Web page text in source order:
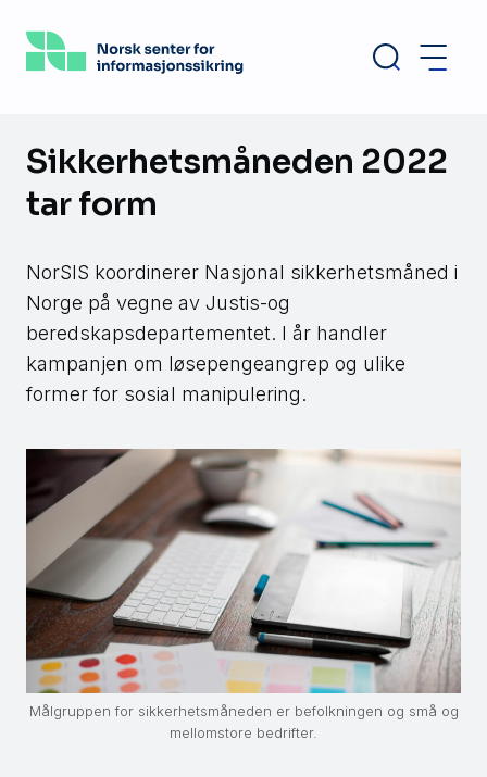
hovedinnhold
Sikkerhetsmåneden 2022
tar form
NorSIS koordinerer Nasjonal sikkerhetsmåned i
Norge på vegne av Justis-og
beredskapsdepartementet. I år handler
kampanjen om løsepengeangrep og ulike
former for sosial manipulering.
Målgruppen for sikkerhetsmåneden er befolkningen og små og
mellomstore bedrifter.